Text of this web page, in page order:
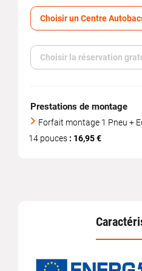
Choisir un Centre
Choisir la réservation
Prestations de montage
Forfait montage 1 Pneu +
14 pouces : 16,95 €